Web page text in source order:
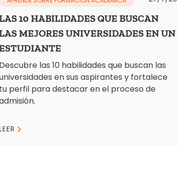
10 HABILIDADES QUE BUSCAN
MEJORES UNIVERSIDADES EN UN
Descubre las 10 habilidades que buscan las
en sus aspirantes y fortalece
tu perfil para destacar en el proceso de